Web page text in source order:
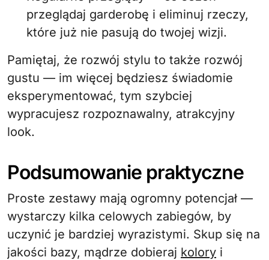
przeglądaj garderobę i eliminuj rzeczy,
które już nie pasują do twojej wizji.
Pamiętaj, że rozwój stylu to także rozwój
gustu — im więcej będziesz świadomie
eksperymentować, tym szybciej
wypracujesz rozpoznawalny, atrakcyjny
look.
Podsumowanie praktyczne
Proste zestawy mają ogromny potencjał —
wystarczy kilka celowych zabiegów, by
uczynić je bardziej wyrazistymi. Skup się na
jakości bazy, mądrze dobieraj kolory i